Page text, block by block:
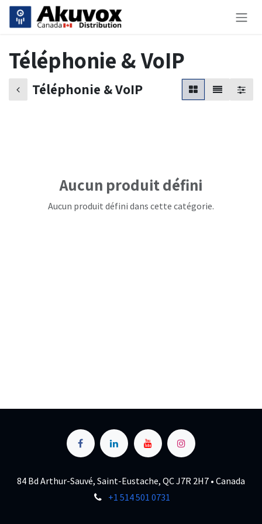
Se rendre au contenu
Téléphonie & VoIP
Téléphonie & VoIP
Aucun produit défini
Aucun produit défini dans cette catégorie.
84 Bd Arthur-Sauvé, Saint-Eustache, QC J7R 2H7 • Canada
+1 514 501 0731